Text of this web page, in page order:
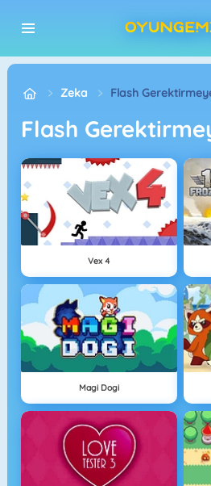
Zeka Flash
Flash
Vex 4
Magi Dogi